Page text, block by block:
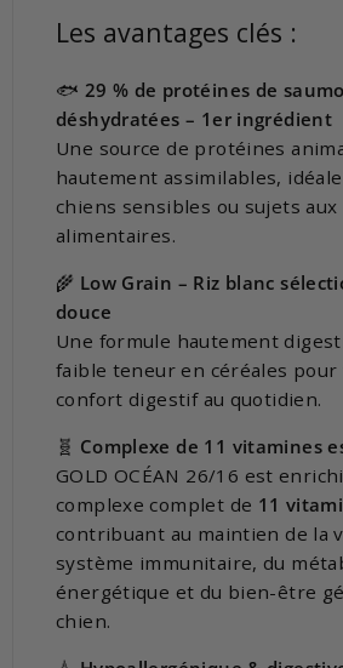
Les avantages clés :
🐟 29 % de protéines de
déshydratées – 1er ingrédient
Une source de protéines
hautement assimilables,
chiens sensibles ou sujets
alimentaires.
🌾 Low Grain – Riz blanc
douce
Une formule hautement
faible teneur en céréales pour
confort digestif au quotidien.
🧬 Complexe de 11 vitamines
GOLD OCÉAN 26/16 est
complexe complet de 11
contribuant au maintien de la
système immunitaire, du
énergétique et du bien-être
chien.